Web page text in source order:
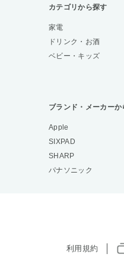
カテゴリから探す
家電
ドリンク・お酒
ベビー・キッズ
ブランド・メーカーか
Apple
SIXPAD
SHARP
パナソニック
利用規約